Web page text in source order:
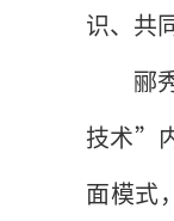
识、共
郦
技术”
面模式